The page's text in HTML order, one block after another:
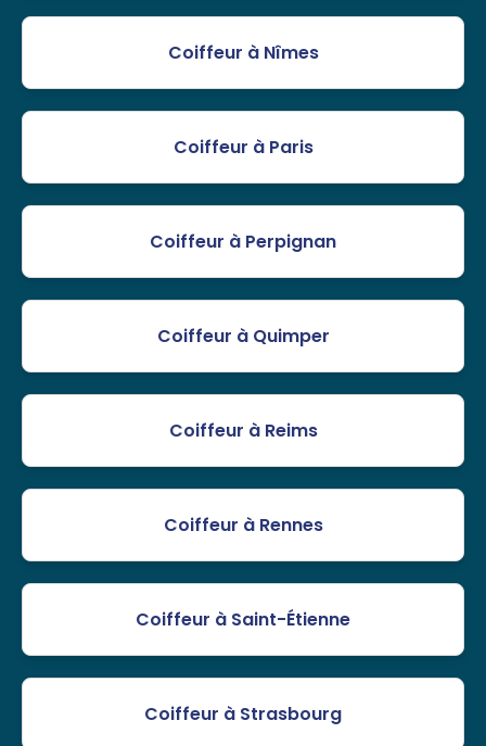
Coiffeur à Nîmes
Coiffeur à Paris
Coiffeur à Perpignan
Coiffeur à Quimper
Coiffeur à Reims
Coiffeur à Rennes
Coiffeur à Saint-Étienne
Coiffeur à Strasbourg